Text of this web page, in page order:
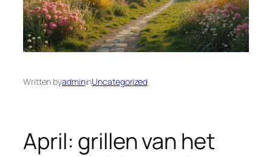
Written byadmininUncategorized
April: grillen van het